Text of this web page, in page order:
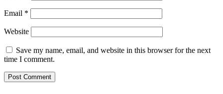
Email *
Website
Save my name, email, and website in this browser for the next
time I comment.